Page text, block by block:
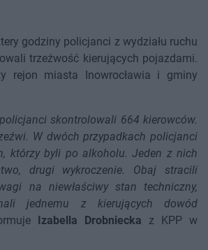
godziny policjanci z wydziału ruchu
trzeźwość kierujących pojazdami.
rejon miasta Inowrocławia i gminy
skontrolowali 664 kierowców.
W dwóch przypadkach policjanci
którzy byli po alkoholu. Jeden z nich
drugi wykroczenie. Obaj stracili
na niewłaściwy stan techniczny,
jednemu z kierujących dowód
Izabella Drobniecka z KPP w